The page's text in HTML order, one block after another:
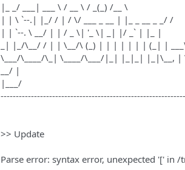
|_ _/ ___| ___ \ / __ \ / _(_) /__ \
| | \ `--.| |_/ / | / \/ ___ _ __ | |_ _ __ _ _/ /
| | `--. \ __/ | | / _ \| '_ \| _| |/ _` | |_ |
_| |_/\__/ / | | \__/\ (_) | | | | | | | (_| |
\___/\____/\_| \____/\___/|_| |_|_| |_|\__, |
__/ |
|___/
>> Update
Parse error: syntax error, unexpected '[' in